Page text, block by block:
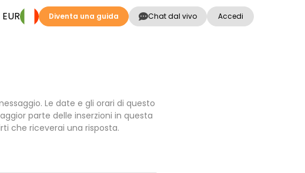
EUR Diventa una guida Chat dal vivo Accedi
Le date e gli orari di questo
parte delle inserzioni in questa
che riceverai una risposta.